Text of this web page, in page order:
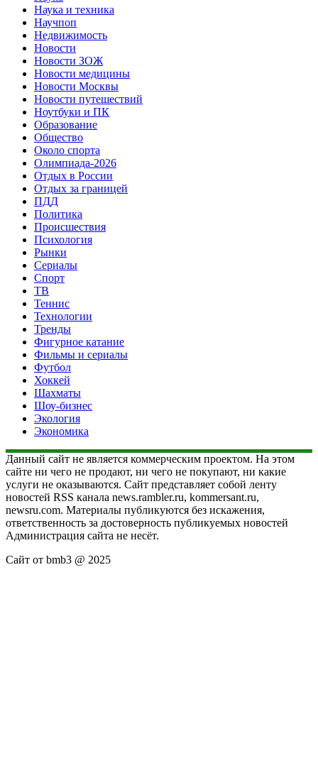
Наука и техника
Научпоп
Недвижимость
Новости
Новости ЗОЖ
Новости медицины
Новости Москвы
Новости путешествий
Ноутбуки и ПК
Образование
Общество
Около спорта
Олимпиада-2026
Отдых в России
Отдых за границей
ПДД
Политика
Происшествия
Психология
Рынки
Сериалы
Спорт
ТВ
Теннис
Технологии
Тренды
Фигурное катание
Фильмы и сериалы
Футбол
Хоккей
Шахматы
Шоу-бизнес
Экология
Экономика
Данный сайт не является коммерческим проектом. На этом
сайте ни чего не продают, ни чего не покупают, ни какие
услуги не оказываются. Сайт представляет собой ленту
новостей RSS канала news.rambler.ru, kommersant.ru,
newsru.com. Материалы публикуются без искажения,
ответственность за достоверность публикуемых новостей
Администрация сайта не несёт.
Сайт от bmb3 @ 2025